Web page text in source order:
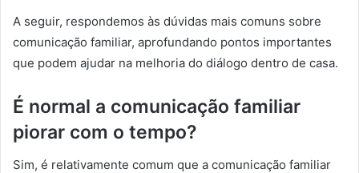
A seguir, respondemos às dúvidas mais comuns sobre
comunicação familiar, aprofundando pontos importantes
que podem ajudar na melhoria do diálogo dentro de casa.
É normal a comunicação familiar
piorar com o tempo?
Sim, é relativamente comum que a comunicação familiar